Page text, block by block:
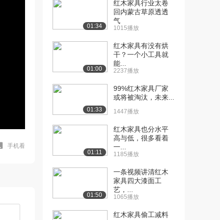
手机看
01:34
红木家具行业太卷
回内蒙古草原透透
气
1015播放
01:00
红木家具有没有烘
干？一个小工具就
能...
2237播放
01:33
99%红木家具厂家
或将被淘汰，未来...
1447播放
01:11
红木家具也分水平
高与低，很多看着
一...
1185播放
01:50
一条视频讲清红木
家具四大漆面工
艺，...
1065播放
红木家具偷工减料